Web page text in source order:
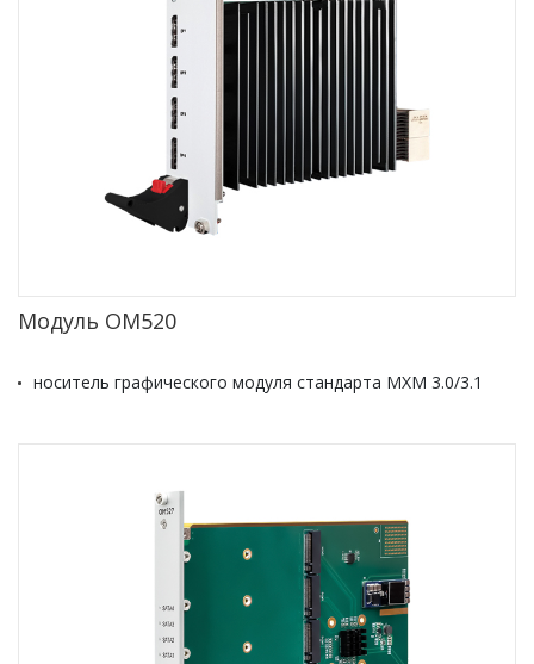
Модуль OM520
носитель графического модуля стандарта MXM 3.0/3.1